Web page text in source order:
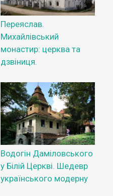
Переяслав.
Михайлівський
монастир: церква та
дзвіниця.
Водогін Даміловського
у Білій Церкві. Шедевр
українського модерну